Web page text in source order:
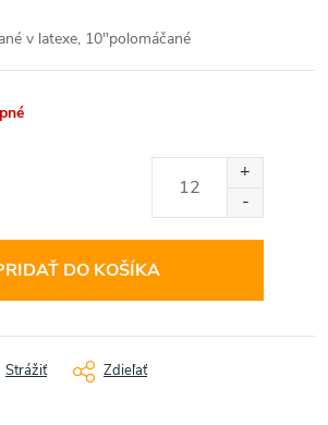
v latexe, 10"polomáčané
DO KOŠÍKA
Strážiť Zdieľať